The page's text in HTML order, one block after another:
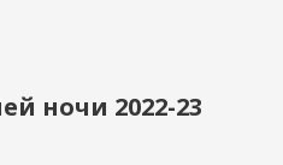
ночи 2022-23